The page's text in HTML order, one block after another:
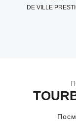
DE VILLE